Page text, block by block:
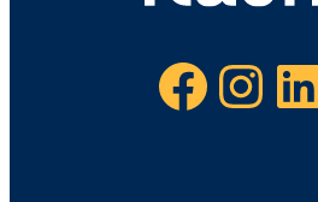
Facebook Instagram LinkedIn